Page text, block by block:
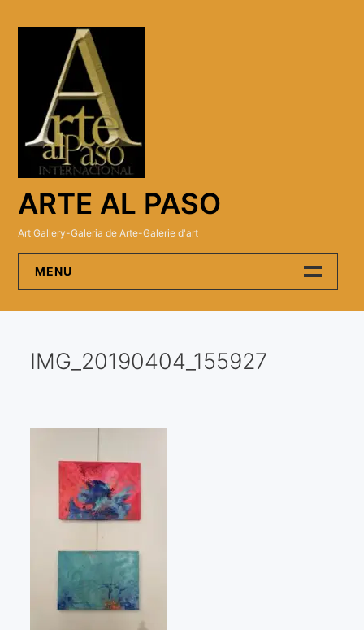
ARTE AL PASO
Art Gallery-Galeria de Arte-Galerie d'art
MENU
Artistas
Visitas a los ateliers o talleres de artistas
Qué dicen de nosotros?
Aviso legal
Política de cookies
Expositions
IMG_20190404_155927